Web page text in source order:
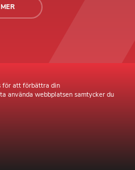
för att förbättra din
använda webbplatsen samtycker du